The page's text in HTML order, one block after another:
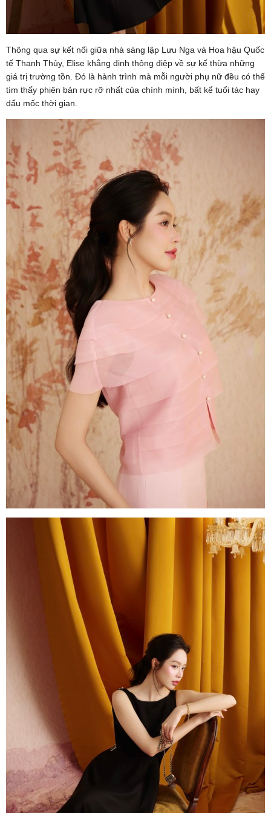
Thông qua sự kết nối giữa nhà sáng lập Lưu Nga và Hoa hậu Quốc
tế Thanh Thủy, Elise khẳng định thông điệp về sự kế thừa những
giá trị trường tồn. Đó là hành trình mà mỗi người phụ nữ đều có thể
tìm thấy phiên bản rực rỡ nhất của chính mình, bất kể tuổi tác hay
dấu mốc thời gian.